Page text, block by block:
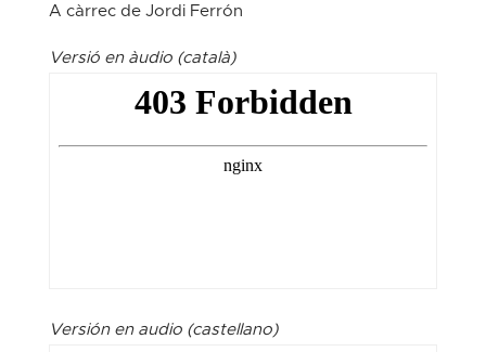
A càrrec de Jordi Ferrón
Versió en àudio (català)
Versión en audio (castellano)